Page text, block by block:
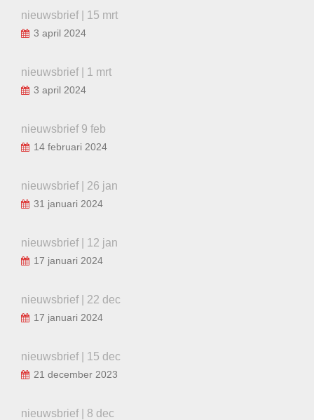
nieuwsbrief | 15 mrt
3 april 2024
nieuwsbrief | 1 mrt
3 april 2024
nieuwsbrief 9 feb
14 februari 2024
nieuwsbrief | 26 jan
31 januari 2024
nieuwsbrief | 12 jan
17 januari 2024
nieuwsbrief | 22 dec
17 januari 2024
nieuwsbrief | 15 dec
21 december 2023
nieuwsbrief | 8 dec